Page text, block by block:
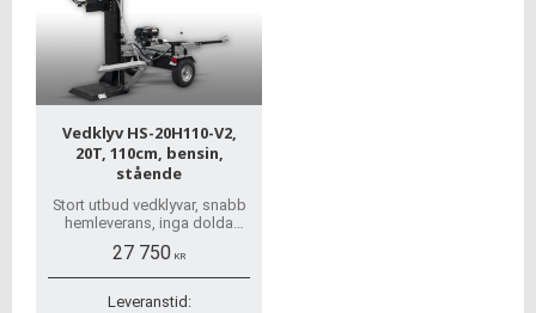
Vedklyv HS-20H110-V2,
20T, 110cm, bensin,
stående
Stort utbud vedklyvar, snabb
hemleverans, inga dolda
reservdelslager, sakkunnig
personal, trygg betalning
27 750 KR
Leveranstid: